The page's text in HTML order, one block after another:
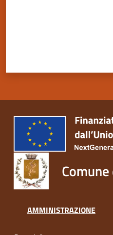
su
AMMINISTRAZIONE